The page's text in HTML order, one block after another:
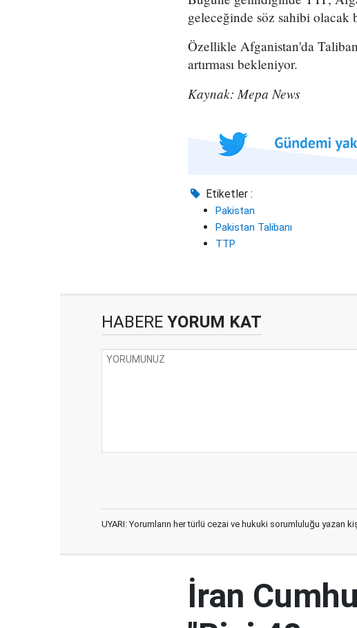
geleceğinde söz sahibi
Özellikle Afganistan'da
artırması bekleniyor.
Kaynak: Mepa News
Etiketler :
Pakistan
Pakistan Talibanı
TTP
HABERE YORUM KAT
UYARI: Yorumların her türlü cezai ve hukuki sorumluluğu yazan
İran